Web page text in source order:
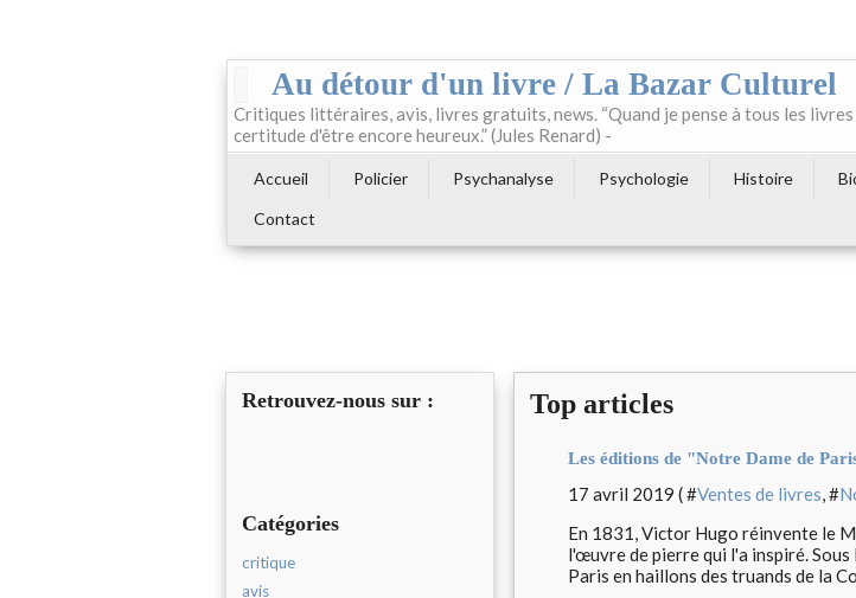
Au détour d'un livre / La Bazar Culturel
Critiques littéraires, avis, livres gratuits, news. “Quand je pense à tous les
certitude d'être encore heureux.” (Jules Renard) -
Accueil Policier Psychanalyse Psychologie Histoire
Contact
Retrouvez-nous sur :
Catégories
critique
avis
Top articles
Les éditions de "Notre Dame de
17 avril 2019 ( #Ventes de livres, #
En 1831, Victor Hugo réinvente le
l'œuvre de pierre qui l'a inspiré.
Paris en haillons des truands de la